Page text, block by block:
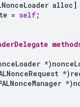
alloc]
= self;
*)
*)
*)